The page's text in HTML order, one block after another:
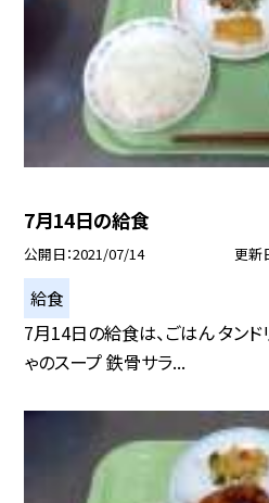
7月14日の給食
公開日 2021/07/14 更新
給食
7月14日の給食は、ごはん タンド
ゃのスープ 鉄骨サラ...